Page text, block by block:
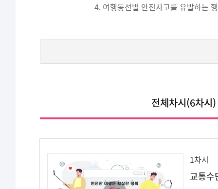
여행동선별 안전사고를 유발하는
전체차시(6차시)
1차시
교통수